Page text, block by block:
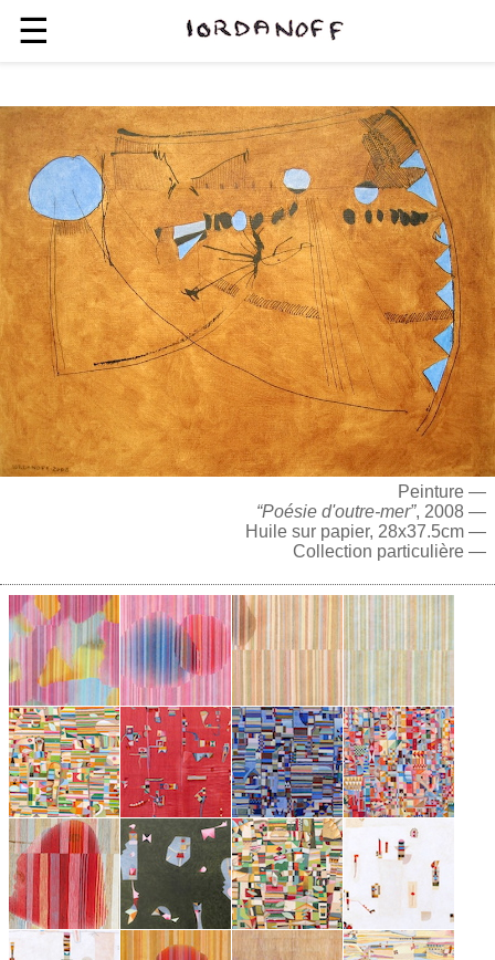
☰
Peinture —
“Poésie d'outre-mer”, 2008 —
Huile sur papier, 28x37.5cm —
Collection particulière —